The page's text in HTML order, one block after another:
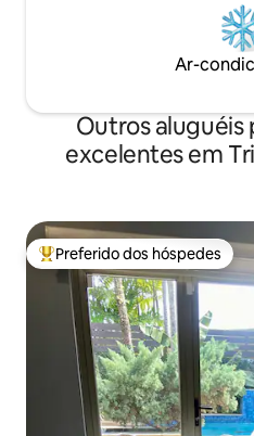
Ar-
Outros
excelentes em
Entre os melhores preferidos
Preferido dos hóspedes